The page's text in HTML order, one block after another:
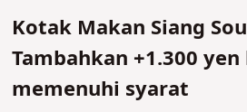
Kotak Makan Siang
Tambahkan +1.300
memenuhi syarat